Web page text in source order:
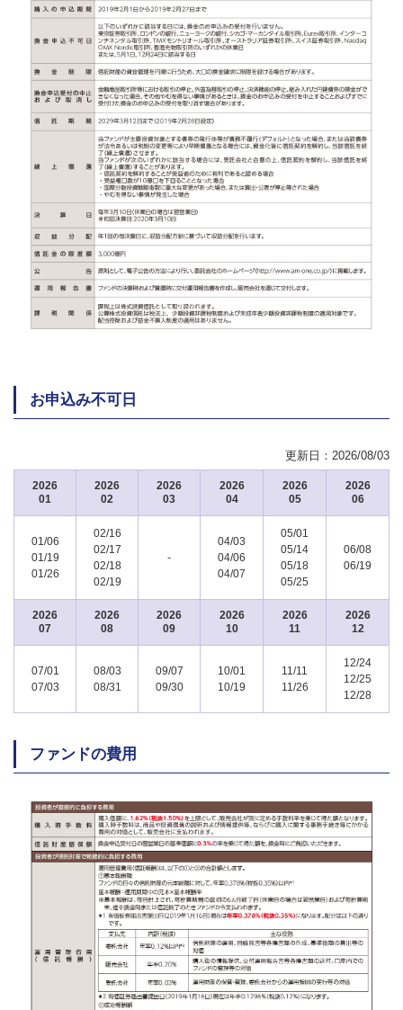
お申込み不可日
更新日： 2026/08/03
2026
01
2026
02
2026
03
2026
04
2026
05
2026
06
01/06
01/19
01/26
02/16
02/17
02/18
02/19
-
04/03
04/06
04/07
05/01
05/14
05/18
05/25
06/08
06/19
2026
07
2026
08
2026
09
2026
10
2026
11
2026
12
07/01
07/03
08/03
08/31
09/07
09/30
10/01
10/19
11/11
11/26
12/24
12/25
12/28
ファンドの費用